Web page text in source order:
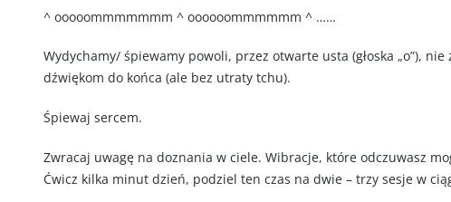
^ ooooommmmmmm ^ oooooommmmmm ^ ……
Wydychamy/ śpiewamy powoli, przez otwarte usta (głoska „o”),
dźwiękom do końca (ale bez utraty tchu).
Śpiewaj sercem.
Zwracaj uwagę na doznania w ciele. Wibracje, które odczuwasz
Ćwicz kilka minut dzień, podziel ten czas na dwie – trzy sesje w